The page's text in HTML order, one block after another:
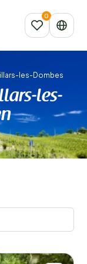
les-Dombes
les-